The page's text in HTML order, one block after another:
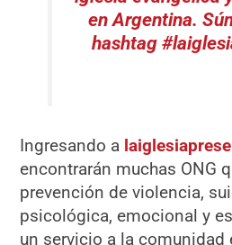
en Argentina.
hashtag
Ingresando a
encontrarán muchas ONG
prevención de violencia,
psicológica, emocional y
un servicio a la comunidad